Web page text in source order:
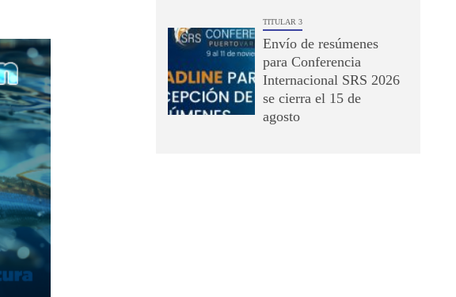
TITULAR 3
Envío de resúmenes
para Conferencia
Internacional SRS 2026
se cierra el 15 de
agosto